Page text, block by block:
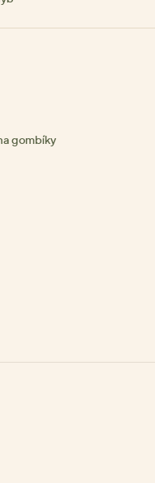
gombíky